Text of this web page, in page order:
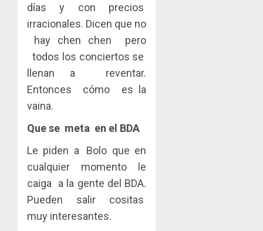
días y con precios
irracionales. Dicen que no
hay chen chen pero
todos los conciertos se
llenan a reventar.
Entonces cómo es la
vaina.
Que se meta en el BDA
Le piden a Bolo que en
cualquier momento le
caiga a la gente del BDA.
Pueden salir cositas
muy interesantes.